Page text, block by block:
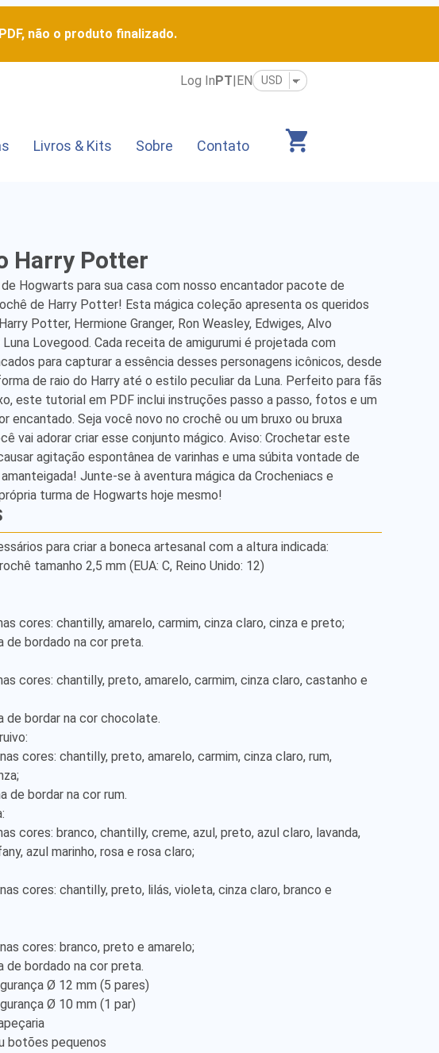
não o produto finalizado.
Log InPT|EN
Livros & Kits Sobre Contato
Harry Potter
de Hogwarts para sua casa com nosso encantador pacote de
de Harry Potter! Esta mágica coleção apresenta os queridos
Potter, Hermione Granger, Ron Weasley, Edwiges, Alvo
Lovegood. Cada receita de amigurumi é projetada com
para capturar a essência desses personagens icônicos, desde
de raio do Harry até o estilo peculiar da Luna. Perfeito para fãs
este tutorial em PDF inclui instruções passo a passo, fotos e um
encantado. Seja você novo no crochê ou um bruxo ou bruxa
vai adorar criar esse conjunto mágico. Aviso: Crochetar este
agitação espontânea de varinhas e uma súbita vontade de
Junte-se à aventura mágica da Crocheniacs e
turma de Hogwarts hoje mesmo!
para criar a boneca artesanal com a altura indicada:
tamanho 2,5 mm (EUA: C, Reino Unido: 12)
cores: chantilly, amarelo, carmim, cinza claro, cinza e preto;
de bordado na cor preta.
cores: chantilly, preto, amarelo, carmim, cinza claro, castanho e
de bordar na cor chocolate.
cores: chantilly, preto, amarelo, carmim, cinza claro, rum,
de bordar na cor rum.
cores: branco, chantilly, creme, azul, preto, azul claro, lavanda,
azul marinho, rosa e rosa claro;
cores: chantilly, preto, lilás, violeta, cinza claro, branco e
cores: branco, preto e amarelo;
de bordado na cor preta.
Ø 12 mm (5 pares)
Ø 10 mm (1 par)
botões pequenos